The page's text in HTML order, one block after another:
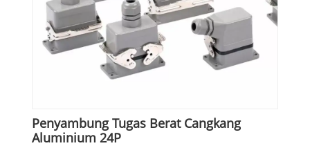
Penyambung Tugas Berat Cangkang
Aluminium 24P